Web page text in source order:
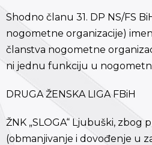
Shodno članu 31. DP NS/FS
nogometne organizacije)
članstva nogometne
ni jednu funkciju u
DRUGA ŽENSKA LIGA FBiH
ŽNK „SLOGA“ Ljubuški, zbog
(obmanjivanje i dovođenje u